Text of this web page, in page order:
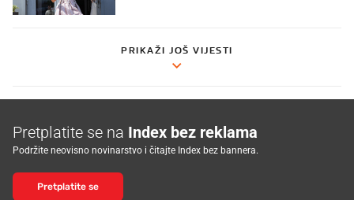
PRIKAŽI JOŠ VIJESTI
Pretplatite se na Index bez reklama
Podržite neovisno novinarstvo i čitajte Index bez bannera.
Pretplatite se